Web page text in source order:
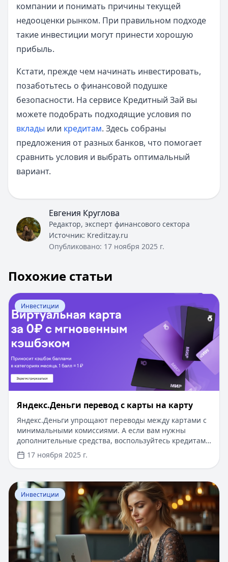
компании и понимать причины текущей
недооценки рынком. При правильном подходе
такие инвестиции могут принести хорошую
прибыль.
Кстати, прежде чем начинать инвестировать,
позаботьтесь о финансовой подушке
безопасности. На сервисе Кредитный Зай вы
можете подобрать подходящие условия по
вклады или кредитам. Здесь собраны
предложения от разных банков, что помогает
сравнить условия и выбрать оптимальный
вариант.
Евгения Круглова
Редактор, эксперт финансового сектора
Источник: Kreditzay.ru
Опубликовано: 17 ноября 2025 г.
Похожие статьи
Перейти к статье: Яндекс.Деньги перевод с карты на
Инвестиции
Яндекс.Деньги перевод с карты на карту
Яндекс.Деньги упрощают переводы между картами с
минимальными комиссиями. А если вам нужны
дополнительные средства, воспользуйтесь кредитами
на Кредитный Зай: первый займ под 0%, одобрение
за 5 минут без документов и подтверждения доота.
Суммы до 500 000 ₽ и сроки до 5 лет — идеально для
срочных нужд.
17 ноября 2025 г.
Перейти к статье:«Пополняй онлайн» Сбербанк
Инвестиции